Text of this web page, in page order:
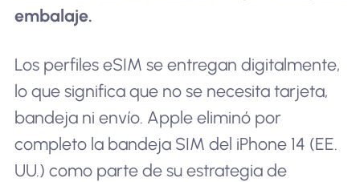
embalaje.
Los perfiles eSIM se entregan digitalmente,
lo que significa que no se necesita tarjeta,
bandeja ni envío. Apple eliminó por
completo la bandeja SIM del iPhone 14 (EE.
UU.) como parte de su estrategia de